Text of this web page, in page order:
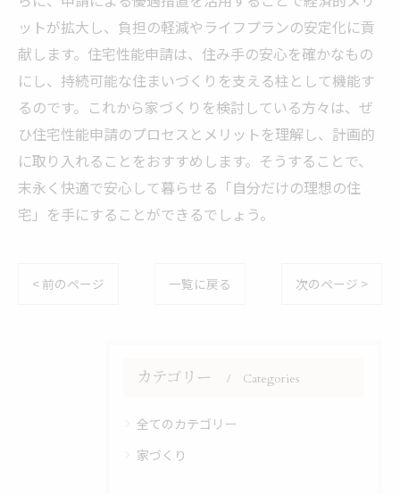
ットが拡大し、負担の軽減やライフプランの安定化に貢
献します。住宅性能申請は、住み手の安心を確かなもの
にし、持続可能な住まいづくりを支える柱として機能す
るのです。これから家づくりを検討している方々は、ぜ
ひ住宅性能申請のプロセスとメリットを理解し、計画的
に取り入れることをおすすめします。そうすることで、
末永く快適で安心して暮らせる「自分だけの理想の住
宅」を手にすることができるでしょう。
< 前のページ 一覧に戻る 次のページ >
カテゴリー Categories
全てのカテゴリー
家づくり